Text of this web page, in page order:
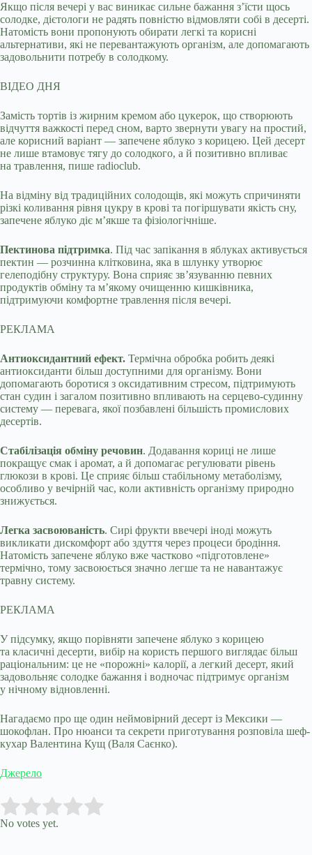
Якщо після вечері у вас виникає сильне бажання з’їсти щось
солодке, дієтологи не радять повністю відмовляти собі в десерті.
Натомість вони пропонують обирати легкі та корисні
альтернативи, які не перевантажують організм, але допомагають
задовольнити потребу в солодкому.
ВІДЕО ДНЯ
Замість тортів із жирним кремом або цукерок, що створюють
відчуття важкості перед сном, варто звернути увагу на простий,
але корисний варіант — запечене яблуко з корицею. Цей десерт
не лише втамовує тягу до солодкого, а й позитивно впливає
на травлення, пише radioclub.
На відміну від традиційних солодощів, які можуть спричиняти
різкі коливання рівня цукру в крові та погіршувати якість сну,
запечене яблуко діє м’якше та фізіологічніше.
Пектинова підтримка. Під час запікання в яблуках активується
пектин — розчинна клітковина, яка в шлунку утворює
гелеподібну структуру. Вона сприяє зв’язуванню певних
продуктів обміну та м’якому очищенню кишківника,
підтримуючи комфортне травлення після вечері.
РЕКЛАМА
Антиоксидантний ефект. Термічна обробка робить деякі
антиоксиданти більш доступними для організму. Вони
допомагають боротися з оксидативним стресом, підтримують
стан судин і загалом позитивно впливають на серцево-судинну
систему — перевага, якої позбавлені більшість промислових
десертів.
Стабілізація обміну речовин. Додавання кориці не лише
покращує смак і аромат, а й допомагає регулювати рівень
глюкози в крові. Це сприяє більш стабільному метаболізму,
особливо у вечірній час, коли активність організму природно
знижується.
Легка засвоюваність. Сирі фрукти ввечері іноді можуть
викликати дискомфорт або здуття через процеси бродіння.
Натомість запечене яблуко вже частково «підготовлене»
термічно, тому засвоюється значно легше та не навантажує
травну систему.
РЕКЛАМА
У підсумку, якщо порівняти запечене яблуко з корицею
та класичні десерти, вибір на користь першого виглядає більш
раціональним: це не «порожні» калорії, а легкий десерт, який
задовольняє солодке бажання і водночас підтримує організм
у нічному відновленні.
Нагадаємо про ще один неймовірний десерт із Мексики —
шокофлан. Про нюанси та секрети приготування розповіла шеф-
кухар Валентина Кущ (Валя Саєнко).
Джерело
Rate this item:
No votes yet.